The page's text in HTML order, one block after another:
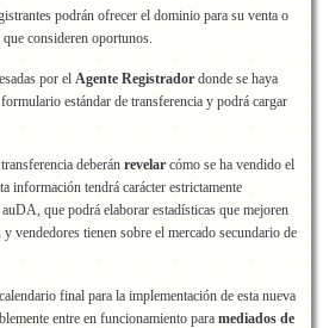
podrán ofrecer el dominio para su venta o
consideren oportunos.
por el Agente Registrador donde se haya
estándar de transferencia y podrá cargar
deberán revelar cómo se ha vendido el
información tendrá carácter estrictamente
que podrá elaborar estadísticas que mejoren
vendedores tienen sobre el mercado secundario de
final para la implementación de esta nueva
entre en funcionamiento para mediados de